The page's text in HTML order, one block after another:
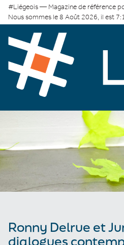
#Liégeois — Magazine de référence
Nous sommes le 8 Août 2026, il est
Ronny Delrue et
dialogues